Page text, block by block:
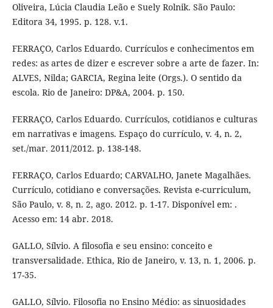
Oliveira, Lúcia Claudia Leão e Suely Rolnik. São Paulo:
Editora 34, 1995. p. 128. v.1.
FERRAÇO, Carlos Eduardo. Currículos e conhecimentos em
redes: as artes de dizer e escrever sobre a arte de fazer. In:
ALVES, Nilda; GARCIA, Regina leite (Orgs.). O sentido da
escola. Rio de Janeiro: DP&A, 2004. p. 150.
FERRAÇO, Carlos Eduardo. Currículos, cotidianos e culturas
em narrativas e imagens. Espaço do currículo, v. 4, n. 2,
set./mar. 2011/2012. p. 138-148.
FERRAÇO, Carlos Eduardo; CARVALHO, Janete Magalhães.
Currículo, cotidiano e conversações. Revista e-curriculum,
São Paulo, v. 8, n. 2, ago. 2012. p. 1-17. Disponível em: .
Acesso em: 14 abr. 2018.
GALLO, Sílvio. A filosofia e seu ensino: conceito e
transversalidade. Ethica, Rio de Janeiro, v. 13, n. 1, 2006. p.
17-35.
GALLO, Sílvio. Filosofia no Ensino Médio: as sinuosidades